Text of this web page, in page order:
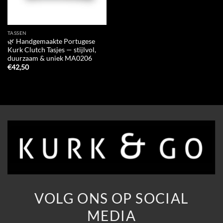
TASSEN
🌿 Handgemaakte Portugese
Kurk Clutch Tasjes — stijlvol,
duurzaam & uniek MA0206
€42,50
VOLG ONS OP SOCIAL
MEDIA